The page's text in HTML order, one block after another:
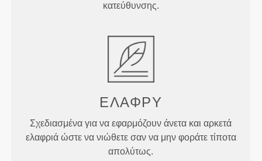
κατεύθυνσης.
ΕΛΑΦΡΎ
Σχεδιασμένα για να εφαρμόζουν άνετα και αρκετά
ελαφριά ώστε να νιώθετε σαν να μην φοράτε τίποτα
απολύτως.